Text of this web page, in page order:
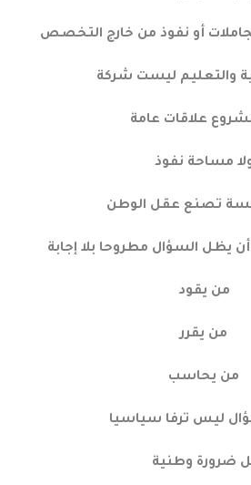
مجاملات أو نفوذ من خارج التخصص
والتعليم ليست شركة
علاقات عامة
مساحة نفوذ
تصنع عقل الوطن
يظل السؤال مطروحا بلا إجابة
من يقود
من يقرر
من يحاسب
ليس ترفا سياسيا
ضرورة وطنية